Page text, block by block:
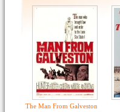
The Man From Galveston